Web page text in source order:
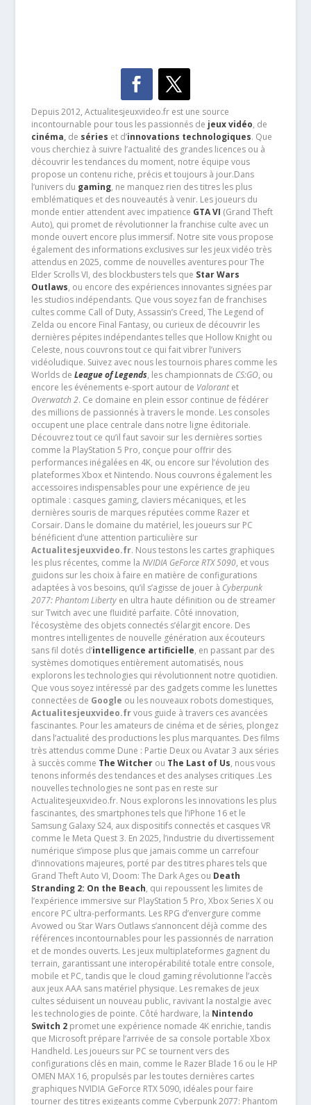
Depuis 2012, Actualitesjeuxvideo.fr est une source
incontournable pour tous les passionnés de jeux vidéo, de
cinéma,de séries et d’innovations technologiques. Que
vous cherchiez à suivre l’actualité des grandes licences ou à
découvrir les tendances du moment, notre équipe vous
propose un contenu riche, précis et toujours à jour.Dans
l’univers du gaming, ne manquez rien des titres les plus
emblématiques et des nouveautés à venir. Les joueurs du
monde entier attendent avec impatience GTA VI (Grand Theft
Auto), qui promet de révolutionner la franchise culte avec un
monde ouvert encore plus immersif. Notre site vous propose
également des informations exclusives sur les jeux vidéo très
attendus en 2025, comme de nouvelles aventures pour The
Elder Scrolls VI, des blockbusters tels que Star Wars
Outlaws, ou encore des expériences innovantes signées par
les studios indépendants. Que vous soyez fan de franchises
cultes comme Call of Duty, Assassin’s Creed, The Legend of
Zelda ou encore Final Fantasy, ou curieux de découvrir les
dernières pépites indépendantes telles que Hollow Knight ou
Celeste, nous couvrons tout ce qui fait vibrer l’univers
vidéoludique. Suivez avec nous les tournois phares comme les
Worlds de League of Legends, les championnats de CS:GO, ou
encore les événements e-sport autour de Valorantet
Overwatch 2. Ce domaine en plein essor continue de fédérer
des millions de passionnés à travers le monde. Les consoles
occupent une place centrale dans notre ligne éditoriale.
Découvrez tout ce qu’il faut savoir sur les dernières sorties
comme la PlayStation 5 Pro, conçue pour offrir des
performances inégalées en 4K, ou encore sur l’évolution des
plateformes Xbox et Nintendo. Nous couvrons également les
accessoires indispensables pour une expérience de jeu
optimale : casques gaming, claviers mécaniques, et les
dernières souris de marques réputées comme Razer et
Corsair. Dans le domaine du matériel, les joueurs sur PC
bénéficient d’une attention particulière sur
Actualitesjeuxvideo.fr. Nous testons les cartes graphiques
les plus récentes, comme la NVIDIA GeForce RTX 5090, et vous
guidons sur les choix à faire en matière de configurations
adaptées à vos besoins, qu’il s’agisse de jouer à Cyberpunk
2077: Phantom Libertyen ultra haute définition ou de streamer
sur Twitch avec une fluidité parfaite. Côté innovation,
l’écosystème des objets connectés s’élargit encore. Des
montres intelligentes de nouvelle génération aux écouteurs
sans fil dotés d’intelligence artificielle, en passant par des
systèmes domotiques entièrement automatisés, nous
explorons les technologies qui révolutionnent notre quotidien.
Que vous soyez intéressé par des gadgets comme les lunettes
connectées de Google ou les nouveaux robots domestiques,
Actualitesjeuxvideo.frvous guide à travers ces avancées
fascinantes. Pour les amateurs de cinéma et de séries, plongez
dans l’actualité des productions les plus marquantes. Des films
très attendus comme Dune : Partie Deux ou Avatar 3 aux séries
à succès comme The Witcherou The Last of Us, nous vous
tenons informés des tendances et des analyses critiques .Les
nouvelles technologies ne sont pas en reste sur
Actualitesjeuxvideo.fr. Nous explorons les innovations les plus
fascinantes, des smartphones tels que l’iPhone 16 et le
Samsung Galaxy S24, aux dispositifs connectés et casques VR
comme le Meta Quest 3. En 2025, l’industrie du divertissement
numérique s’impose plus que jamais comme un carrefour
d’innovations majeures, porté par des titres phares tels que
Grand Theft Auto VI, Doom: The Dark Ages ou Death
Stranding 2: On the Beach, qui repoussent les limites de
l’expérience immersive sur PlayStation 5 Pro, Xbox Series X ou
encore PC ultra-performants. Les RPG d’envergure comme
Avowed ou Star Wars Outlaws s’annoncent déjà comme des
références incontournables pour les passionnés de narration
et de mondes ouverts. Les jeux multiplateformes gagnent du
terrain, garantissant une interopérabilité totale entre console,
mobile et PC, tandis que le cloud gaming révolutionne l’accès
aux jeux AAA sans matériel physique. Les remakes de jeux
cultes séduisent un nouveau public, ravivant la nostalgie avec
les technologies de pointe. Côté hardware, la Nintendo
Switch 2promet une expérience nomade 4K enrichie, tandis
que Microsoft prépare l’arrivée de sa console portable Xbox
Handheld. Les joueurs sur PC se tournent vers des
configurations clés en main, comme le Razer Blade 16 ou le HP
OMEN MAX 16, propulsés par les toutes dernières cartes
graphiques NVIDIA GeForce RTX 5090, idéales pour faire
tourner des titres exigeants comme Cyberpunk 2077: Phantom